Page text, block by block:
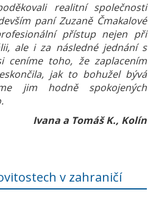
realitní společnosti
paní Zuzaně Čmakalové
přístup nejen při
ale i za následné jednání s
ceníme toho, že zaplacením
jak to bohužel bývá
jim hodně spokojených
Ivana a Tomáš K., Kolín
v zahraničí